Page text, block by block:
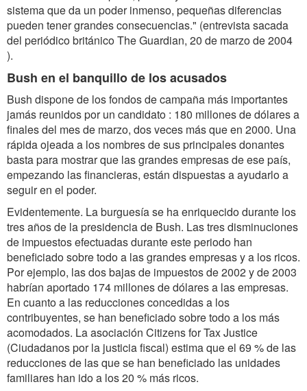
sistema que da un poder inmenso, pequeñas diferencias
pueden tener grandes consecuencias." (entrevista sacada
del periódico británico The Guardian, 20 de marzo de 2004
).
Bush en el banquillo de los acusados
Bush dispone de los fondos de campaña más importantes
jamás reunidos por un candidato : 180 millones de dólares a
finales del mes de marzo, dos veces más que en 2000. Una
rápida ojeada a los nombres de sus principales donantes
basta para mostrar que las grandes empresas de ese país,
empezando las financieras, están dispuestas a ayudarlo a
seguir en el poder.
Evidentemente. La burguesía se ha enriquecido durante los
tres años de la presidencia de Bush. Las tres disminuciones
de impuestos efectuadas durante este periodo han
beneficiado sobre todo a las grandes empresas y a los ricos.
Por ejemplo, las dos bajas de impuestos de 2002 y de 2003
habrían aportado 174 millones de dólares a las empresas.
En cuanto a las reducciones concedidas a los
contribuyentes, se han beneficiado sobre todo a los más
acomodados. La asociación Citizens for Tax Justice
(Ciudadanos por la justicia fiscal) estima que el 69 % de las
reducciones de las que se han beneficiado las unidades
familiares han ido a los 20 % más ricos.